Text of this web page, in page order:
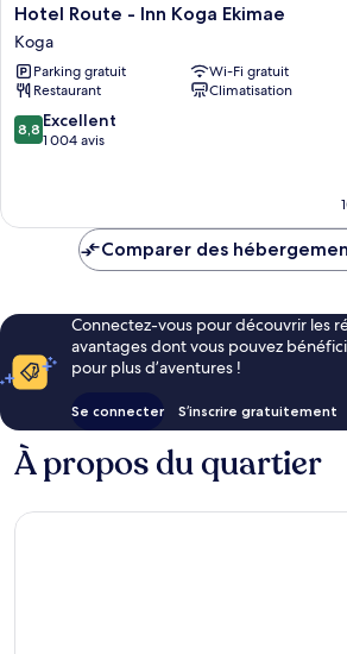
Hotel
Route
-
Inn
Koga
Ekimae
Koga
Hotel Route - Inn Koga Ekimae
Koga
Parking gratuit
Wi-Fi gratuit
Restaurant
Climatisation
8.8
sur
8,8 Excellent
1 004 avis
Comparer des
Connectez-vous pour découvrir les
avantages dont vous pouvez
pour plus d’aventures !
Se connecter S’inscrire gratuitement
À propos du quartier